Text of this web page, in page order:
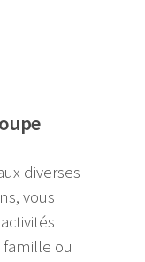
diverses
vous
ou